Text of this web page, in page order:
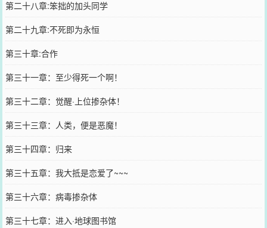
第二十八章:笨拙的加头同学
第二十九章:不死即为永恒
第三十章:合作
第三十一章：至少得死一个啊！
第三十二章：觉醒·上位掺杂体！
第三十三章：人类，便是恶魔！
第三十四章：归来
第三十五章：我大抵是恋爱了~~~
第三十六章：病毒掺杂体
第三十七章：进入·地球图书馆